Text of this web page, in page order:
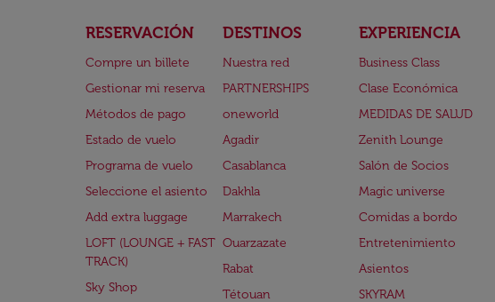
RESERVACIÓN
Compre un billete
Gestionar mi reserva
Métodos de pago
Estado de vuelo
Programa de vuelo
Seleccione el asiento
Add extra luggage
LOFT (LOUNGE + FAST
TRACK)
Sky Shop
DESTINOS
Nuestra red
PARTNERSHIPS
oneworld
Agadir
Casablanca
Dakhla
Marrakech
Ouarzazate
Rabat
Tétouan
EXPERIENCIA
Business Class
Clase Económica
MEDIDAS DE SALUD
Zenith Lounge
Salón de Socios
Magic universe
Comidas a bordo
Entretenimiento
Asientos
SKYRAM